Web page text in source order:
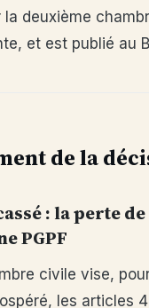
la deuxième
et est publié au
de la
: la perte
PGPF
civile vise,
les articles